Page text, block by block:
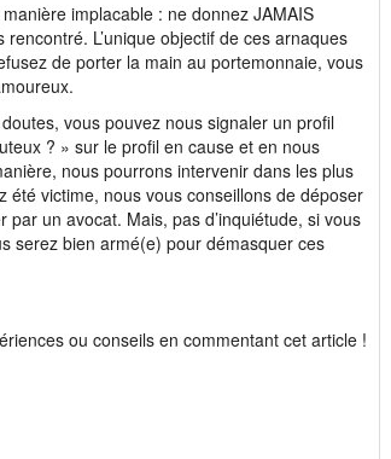
implacable : ne donnez JAMAIS
rencontré. L’unique objectif de ces arnaques
de porter la main au portemonnaie, vous
vous pouvez nous signaler un profil
? » sur le profil en cause et en nous
nous pourrons intervenir dans les plus
victime, nous vous conseillons de déposer
un avocat. Mais, pas d’inquiétude, si vous
serez bien armé(e) pour démasquer ces
ou conseils en commentant cet article !